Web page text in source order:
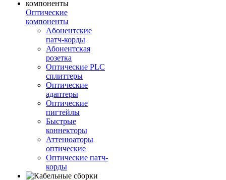
Оптические
компоненты
Aбонентские
патч-корды
Абонентская
розетка
Оптические PLC
сплиттеры
Оптические
адаптеры
Оптические
пигтейлы
Быстрые
коннекторы
Аттенюаторы
оптические
Оптические патч-
корды